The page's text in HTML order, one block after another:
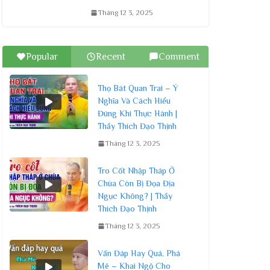
Tháng 12 3, 2025
Popular Recent Comment
Thọ Bát Quan Trai – Ý
Nghĩa Và Cách Hiểu
Đúng Khi Thực Hành |
Thầy Thích Đạo Thịnh
Tháng 12 3, 2025
Tro Cốt Nhập Tháp Ở
Chùa Còn Bị Đọa Địa
Ngục Không? | Thầy
Thích Đạo Thịnh
Tháng 12 3, 2025
Vấn Đáp Hay Quá, Phá
Mê – Khai Ngộ Cho